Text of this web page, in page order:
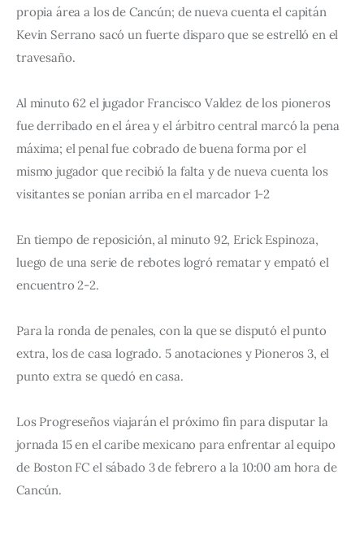
propia área a los de Cancún; de nueva cuenta el capitán
Kevin Serrano sacó un fuerte disparo que se estrelló en el
travesaño.
Al minuto 62 el jugador Francisco Valdez de los pioneros
fue derribado en el área y el árbitro central marcó la pena
máxima; el penal fue cobrado de buena forma por el
mismo jugador que recibió la falta y de nueva cuenta los
visitantes se ponían arriba en el marcador 1-2
En tiempo de reposición, al minuto 92, Erick Espinoza,
luego de una serie de rebotes logró rematar y empató el
encuentro 2-2.
Para la ronda de penales, con la que se disputó el punto
extra, los de casa logrado. 5 anotaciones y Pioneros 3, el
punto extra se quedó en casa.
Los Progreseños viajarán el próximo fin para disputar la
jornada 15 en el caribe mexicano para enfrentar al equipo
de Boston FC el sábado 3 de febrero a la 10:00 am hora de
Cancún.